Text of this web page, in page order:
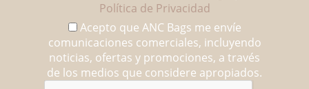
Política de Privacidad
Acepto que ANC Bags me envíe
comunicaciones comerciales, incluyendo
noticias, ofertas y promociones, a través
de los medios que considere apropiados.